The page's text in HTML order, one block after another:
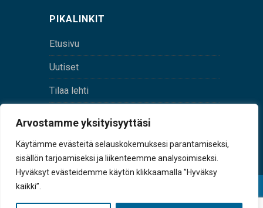
Arvostamme yksityisyyttäsi
Käytämme evästeitä selauskokemuksesi parantamiseksi,
sisällön tarjoamiseksi ja liikenteemme analysoimiseksi.
Hyväksyt evästeidemme käytön klikkaamalla ”Hyväksy
kaikki”.
PIKALINKIT
Etusivu
Uutiset
Tilaa lehti
tunnus 0167229-8